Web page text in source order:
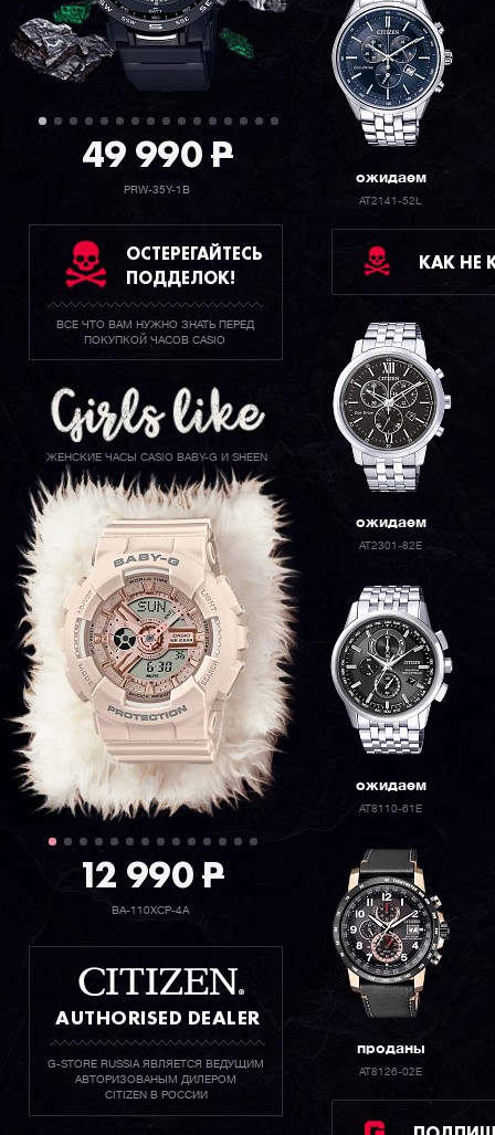
49 990P
PRW-35Y-1B
ОСТЕРЕГАЙТЕСЬ
ПОДДЕЛОК!
ВСЕ ЧТО ВАМ НУЖНО ЗНАТЬ ПЕРЕД
ПОКУПКОЙ ЧАСОВ CASIO
ЖЕНСКИЕ ЧАСЫ CASIO BABY-G И SHEEN
12 990P
BA-110XCP-4A
AUTHORISED DEALER
G-STORE RUSSIA ЯВЛЯЕТСЯ ВЕДУЩИМ
АВТОРИЗОВАНЫМ ДИЛЕРОМ
CITIZEN В РОССИИ
ожидаем
AT2141-52L
КАК НЕ
ожидаем
AT2301-82E
ожидаем
AT8110-61E
проданы
AT8126-02E